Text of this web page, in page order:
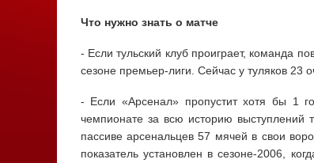
Что нужно знать о матче
- Если тульский клуб проиграет, команда
сезоне премьер-лиги. Сейчас у туляков 23
- Если «Арсенал» пропустит хотя бы 1
чемпионате за всю историю выступлений
пассиве арсенальцев 57 мячей в свои
показатель установлен в сезоне-2006,